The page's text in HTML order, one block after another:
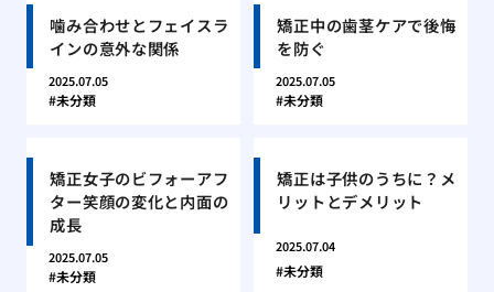
噛み合わせとフェイスラ
インの意外な関係
2025.07.05
未分類
矯正中の歯茎ケアで後悔
を防ぐ
2025.07.05
未分類
矯正女子のビフォーアフ
ター笑顔の変化と内面の
成長
2025.07.05
未分類
矯正は子供のうちに？メ
リットとデメリット
2025.07.04
未分類